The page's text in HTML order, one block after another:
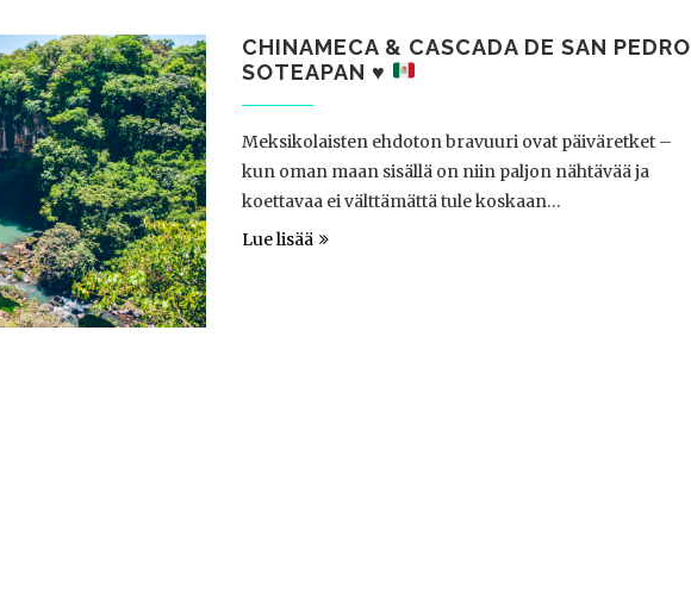
CHINAMECA & CASCADA DE SAN PEDRO
SOTEAPAN ♥
Meksikolaisten ehdoton bravuuri ovat päiväretket –
kun oman maan sisällä on niin paljon nähtävää ja
koettavaa ei välttämättä tule koskaan…
Lue lisää